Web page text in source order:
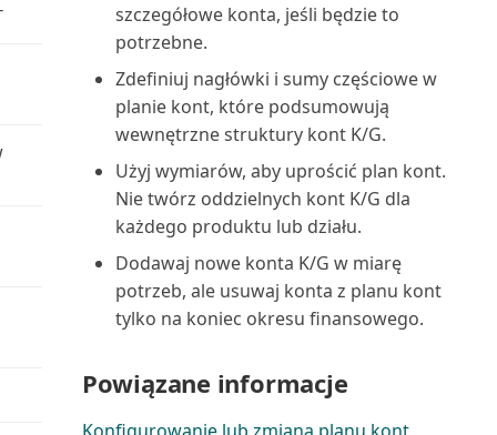
Raport uzgodnienia VAT (raport)
Raportowanie finansowe
(raport)
Rejestr K/G (raport)
Rejestr konserwacji (raport)
Rejestr projektów (raport)
Rejestr ubezpieczeń (raport)
Rejestr VAT (raport)
Rejestr zasobów (raport)
szczegółowe konta, jeśli będzie to
potrzebne.
Zdefiniuj nagłówki i sumy częściowe w
planie kont, które podsumowują
wewnętrzne struktury kont K/G.
Użyj wymiarów, aby uprościć plan kont.
Nie twórz oddzielnych kont K/G dla
każdego produktu lub działu.
Dodawaj nowe konta K/G w miarę
potrzeb, ale usuwaj konta z planu kont
tylko na koniec okresu finansowego.
Powiązane informacje